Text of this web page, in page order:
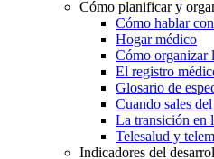
Cómo planificar y
Cómo hablar
Hogar médico
Cómo organizar
El registro
Glosario de
Cuando sales
La transición en
Telesalud y
Indicadores del